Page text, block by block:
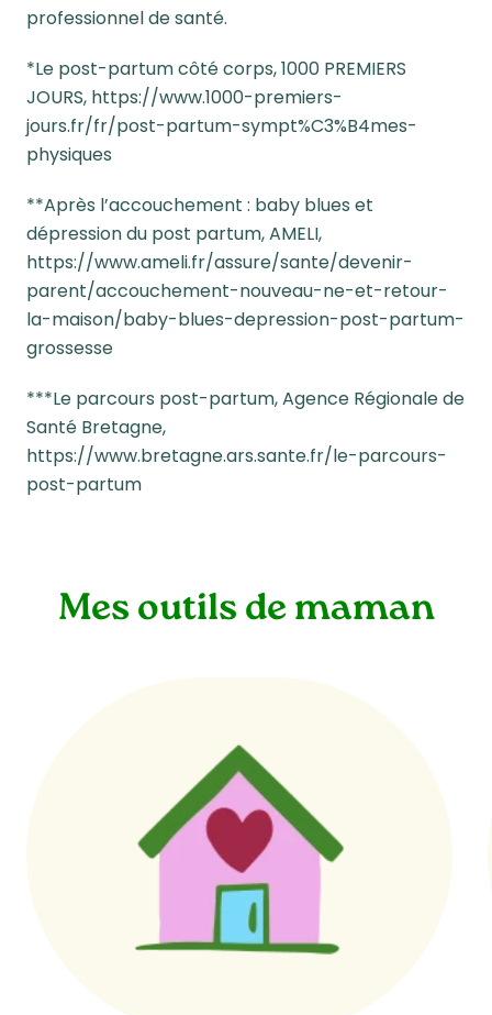
professionnel de santé.
*Le post-partum côté corps, 1000 PREMIERS
JOURS, https://www.1000-premiers-
jours.fr/fr/post-partum-sympt%C3%B4mes-
physiques
**Après l’accouchement : baby blues et
dépression du post partum, AMELI,
https://www.ameli.fr/assure/sante/devenir-
parent/accouchement-nouveau-ne-et-retour-
la-maison/baby-blues-depression-post-partum-
grossesse
***Le parcours post-partum, Agence Régionale de
Santé Bretagne,
https://www.bretagne.ars.sante.fr/le-parcours-
post-partum
Mes outils de maman